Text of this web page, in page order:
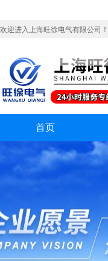
欢迎进入上海旺徐电气有限公司！
首页